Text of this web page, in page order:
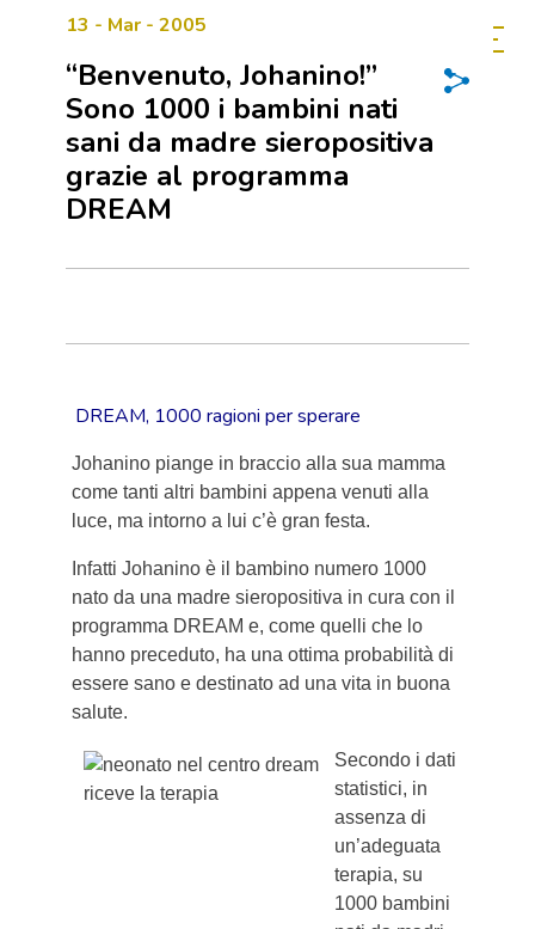
13 - Mar - 2005
“Benvenuto, Johanino!”
Sono 1000 i bambini nati
sani da madre sieropositiva
grazie al programma
DREAM
DREAM, 1000 ragioni per sperare
Johanino piange in braccio alla sua mamma
come tanti altri bambini appena venuti alla
luce, ma intorno a lui c’è gran festa.
Infatti Johanino è il bambino numero 1000
nato da una madre sieropositiva in cura con il
programma DREAM e, come quelli che lo
hanno preceduto, ha una ottima probabilità di
essere sano e destinato ad una vita in buona
salute.
Secondo i dati
statistici, in
assenza di
un’adeguata
terapia, su
1000 bambini